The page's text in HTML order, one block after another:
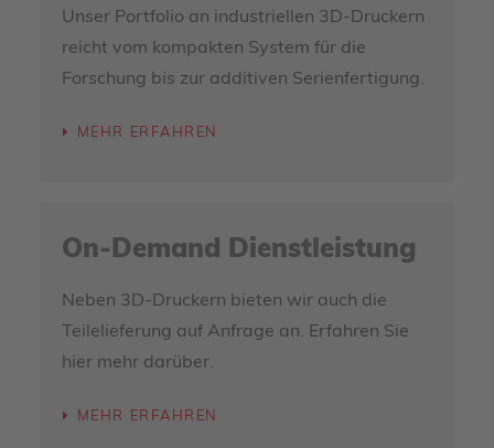
Unser Portfolio an industriellen 3D-Druckern
reicht vom kompakten System für die
Forschung bis zur additiven Serienfertigung.
MEHR ERFAHREN
On-Demand Dienstleistung
Neben 3D-Druckern bieten wir auch die
Teilelieferung auf Anfrage an. Erfahren Sie
hier mehr darüber.
MEHR ERFAHREN